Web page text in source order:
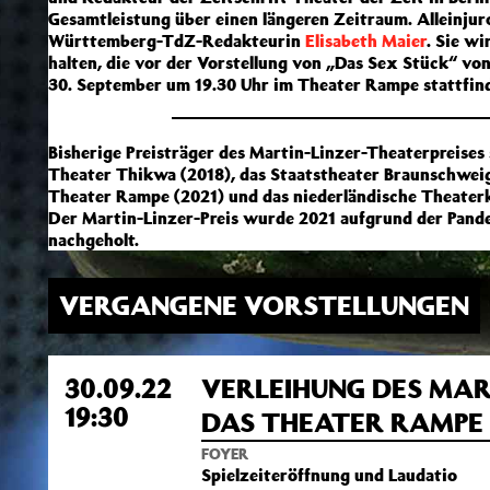
Gesamtleistung über einen längeren Zeitraum.
Württemberg-TdZ-Redakteurin Elisabeth Maier. Sie
halten, die vor der Vorstellung von „Das Sex Stück“
30. September um 19.30 Uhr im Theater Rampe
Bisherige Preisträger des Martin-Linzer-Theaterpreises
Theater Thikwa (2018), das Staatstheater
Theater Rampe (2021) und das niederländische
Der Martin-Linzer-Preis wurde 2021 aufgrund der
nachgeholt.
VERGANGENE VORSTELLUNGEN
30.09.22
19:30
VERLEIHUNG DES
DAS THEATER RAMPE
FOYER
Spielzeiteröffnung und Laudatio